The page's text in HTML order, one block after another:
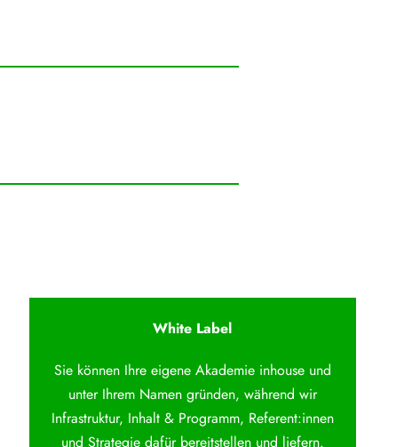
White Label
Sie können Ihre eigene Akademie inhouse und
unter Ihrem Namen gründen, während wir
Infrastruktur, Inhalt & Programm, Referent:innen
und Strategie dafür bereitstellen und liefern.